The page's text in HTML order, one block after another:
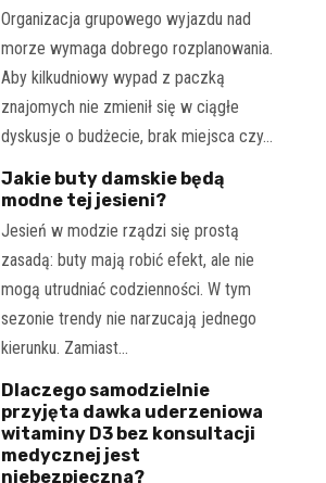
Organizacja grupowego wyjazdu nad
morze wymaga dobrego rozplanowania.
Aby kilkudniowy wypad z paczką
znajomych nie zmienił się w ciągłe
dyskusje o budżecie, brak miejsca czy…
Jakie buty damskie będą
modne tej jesieni?
Jesień w modzie rządzi się prostą
zasadą: buty mają robić efekt, ale nie
mogą utrudniać codzienności. W tym
sezonie trendy nie narzucają jednego
kierunku. Zamiast…
Dlaczego samodzielnie
przyjęta dawka uderzeniowa
witaminy D3 bez konsultacji
medycznej jest
niebezpieczna?